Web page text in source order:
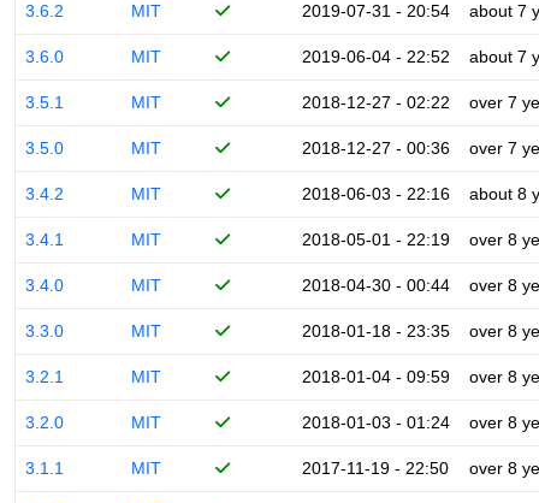
3.6.2 MIT 2019-07-31 - 20:54 about 7
3.6.0 MIT 2019-06-04 - 22:52 about 7
3.5.1 MIT 2018-12-27 - 02:22 over 7
3.5.0 MIT 2018-12-27 - 00:36 over 7
3.4.2 MIT 2018-06-03 - 22:16 about 8
3.4.1 MIT 2018-05-01 - 22:19 over 8
3.4.0 MIT 2018-04-30 - 00:44 over 8
3.3.0 MIT 2018-01-18 - 23:35 over 8
3.2.1 MIT 2018-01-04 - 09:59 over 8
3.2.0 MIT 2018-01-03 - 01:24 over 8
3.1.1 MIT 2017-11-19 - 22:50 over 8